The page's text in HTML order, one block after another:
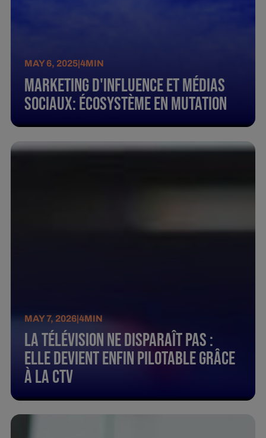
MAY 6, 2025|4MIN
Marketing d'influence et médias
sociaux: écosystème en mutation
MAY 7, 2026|4MIN
La télévision ne disparaît pas :
elle devient enfin pilotable grâce
à la CTV